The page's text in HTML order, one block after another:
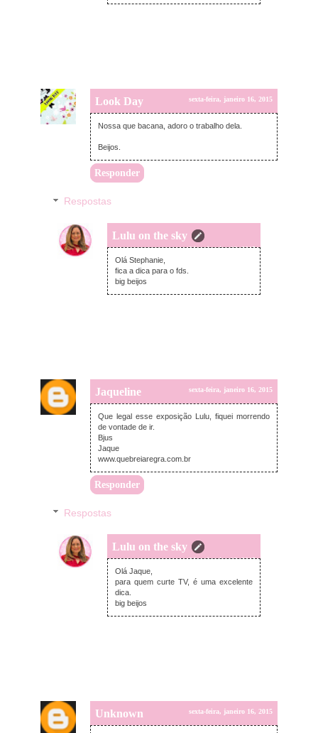
Look Day sexta-feira, janeiro 16, 2015
Nossa que bacana, adoro o trabalho dela.
Beijos.
Responder
Respostas
Lulu on the sky
sexta-feira, janeiro 16, 2015
Olá Stephanie,
fica a dica para o fds.
big beijos
Jaqueline sexta-feira, janeiro 16, 2015
Que legal esse exposição Lulu, fiquei morrendo
de vontade de ir.
Bjus
Jaque
www.quebreiaregra.com.br
Responder
Respostas
Lulu on the sky
sexta-feira, janeiro 16, 2015
Olá Jaque,
para quem curte TV, é uma excelente
dica.
big beijos
Unknown sexta-feira, janeiro 16, 2015